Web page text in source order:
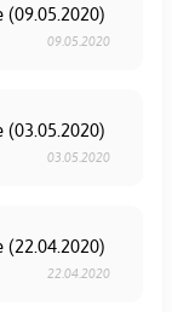
09.05.2020
03.05.2020
22.04.2020